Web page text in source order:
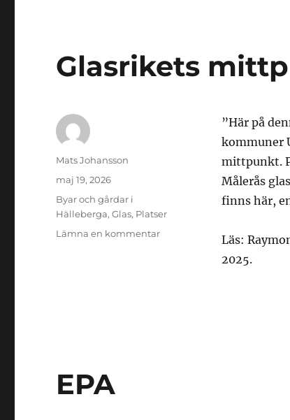
Glasrikets
”Här på
kommuner
mittpunkt.
Målerås
finns här,
Läs:
2025.
Författare
Mats Johansson
Publicerat
maj 19, 2026
Kategorier
Byar och gårdar i
Hälleberga,Glas, Platser
Lämna en kommentartill
EPA